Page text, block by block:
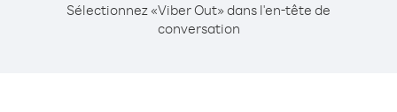
Sélectionnez «Viber Out» dans l'en-tête de
conversation